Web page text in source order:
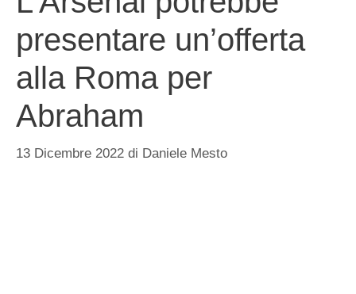
presentare un’offerta
alla Roma per
Abraham
13 Dicembre 2022 di Daniele Mesto